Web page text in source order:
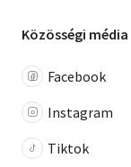
Közösségi média
Facebook
Instagram
Tiktok